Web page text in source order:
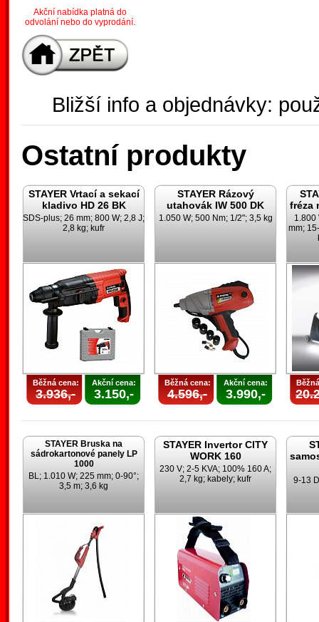
Akční nabídka platná do
odvolání nebo do vyprodání.
Bližší info a objednávky:
Ostatní produkty
STAYER Vrtací a sekací
kladivo HD 26 BK
SDS-plus; 26 mm; 800 W; 2,8 J;
2,8 kg; kufr
Běžná cena:
3.936,-
Akční cena:
3.150,-
STAYER Rázový
utahovák IW 500 DK
1.050 W; 500 Nm; 1/2"; 3,5 kg
Běžná cena:
4.596,-
Akční cena:
3.990,-
fréza
1.800
mm;
STAYER Bruska na
sádrokartonové panely LP
1000
BL; 1.010 W; 225 mm; 0-90°;
3,5 m; 3,6 kg
STAYER Invertor CITY
WORK 160
230 V; 2-5 KVA; 100% 160 A;
2,7 kg; kabely; kufr
9-13